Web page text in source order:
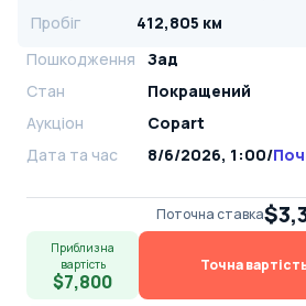
Пробіг
412,805 км
Пошкодження
Зад
Стан
Покращений
Аукціон
Copart
Дата та час
8/6/2026, 1:00/
Поточна ставка
Приблизна
вартість
$7,800
Точна